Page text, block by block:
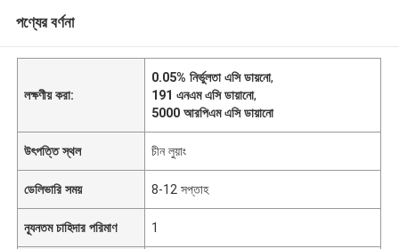
পণ্যের বর্ণনা
লক্ষণীয় করা:
0.05% নির্ভুলতা এসি ডায়নো,
191 এনএম এসি ডায়ানো,
5000 আরপিএম এসি ডায়ানো
উৎপত্তি স্থল চীন লুয়াং
ডেলিভারি সময় 8-12 সপ্তাহ
ন্যূনতম চাহিদার পরিমাণ 1